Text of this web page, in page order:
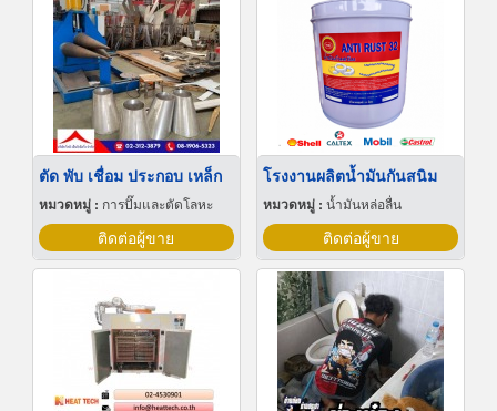
ตัด พับ เชื่อม ประกอบ เหล็ก
หมวดหมู่ : การปั๊มและตัดโลหะ
ติดต่อผู้ขาย
โรงงานผลิตน้ำมันกันสนิม
หมวดหมู่ : น้ำมันหล่อลื่น
ติดต่อผู้ขาย